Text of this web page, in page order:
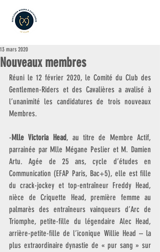
Nouveaux membres
13 mars 2020
Réuni le 12 février 2020, le Comité du Club des
Gentlemen-Riders et des Cavalières a avalisé à
l’unanimité les candidatures de trois nouveaux
Membres.
-Mlle Victoria Head, au titre de Membre Actif,
parrainée par Mlle Mégane Peslier et M. Damien
Artu. Agée de 25 ans, cycle d’études en
Communication (EFAP Paris, Bac+5), elle est fille
du crack-jockey et top-entraîneur Freddy Head,
nièce de Criquette Head, première femme au
palmarès des entraîneurs vainqueurs d’Arc de
Triomphe, petite-fille du légendaire Alec Head,
arrière-petite-fille de l’iconique Willie Head – la
plus extraordinaire dynastie de « pur sang » sur